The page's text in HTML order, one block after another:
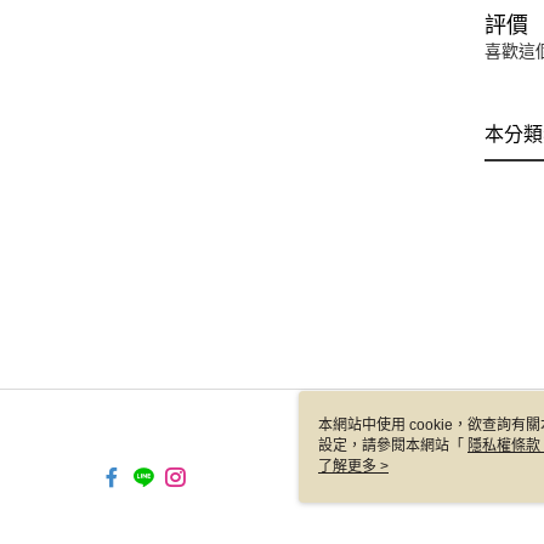
評價
喜歡這
本分
本網站中使用 cookie，欲查詢有
設定，請參閱本網站「 隱私權條款
使用 cookie。
了解更多 >